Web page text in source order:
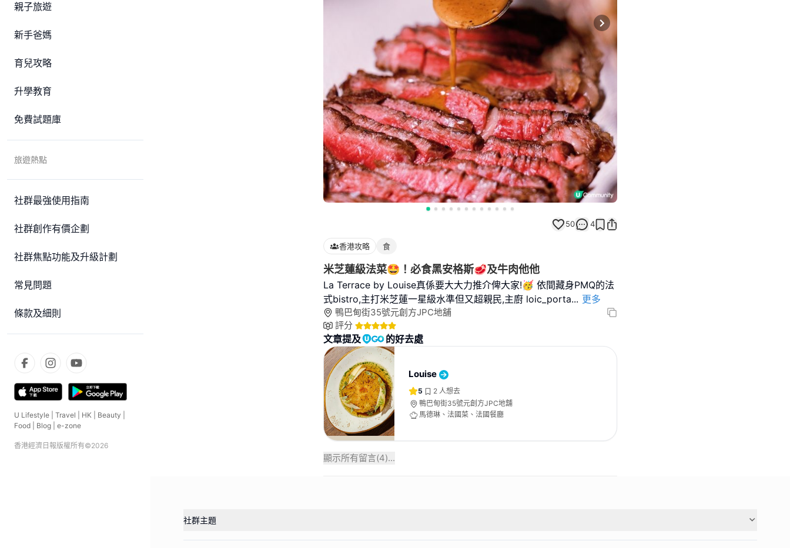
親子旅遊
新手爸媽
育兒攻略
升學教育
免費試題庫
旅遊熱點
社群最強使用指南
社群創作有價企劃
社群焦點功能及升級計劃
常見問題
條款及細則
U Lifestyle Travel HK Beauty
Food
Blog e-zone
香港經濟日報版權所有©2026
Next slide
50 4
香港攻略 食
米芝蓮級法菜🤩！必食黑安格斯🥩及牛肉他他
La Terrace by Louise真係要大大力推介俾大家!🥳 依間藏身PMQ的法
式bistro,主打米芝蓮一星級水準但又超親民,主廚 loic_porta... 更多
鴨巴甸街35號元創方JPC地舖
評分
文章提及 的好去處
Louise
5 2 人想去
鴨巴甸街35號元創方JPC地舖
馬德琳、法國菜、法國餐廳
顯示所有留言(4)...
社群主題